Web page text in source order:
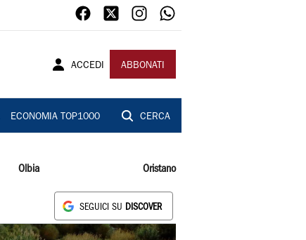
ACCEDI ABBONATI
ECONOMIA TOP1000 CERCA
Olbia Oristano
SEGUICI SU DISCOVER